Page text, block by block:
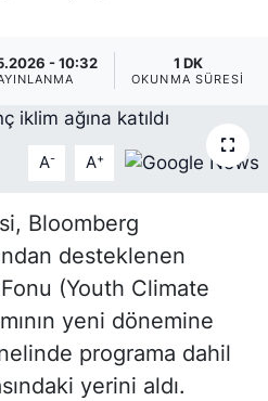
- 10:32 1 DK
OKUNMA SÜRESI
A- A+
Bloomberg
desteklenen
(Youth Climate
yeni dönemine
programa dahil
yerini aldı.